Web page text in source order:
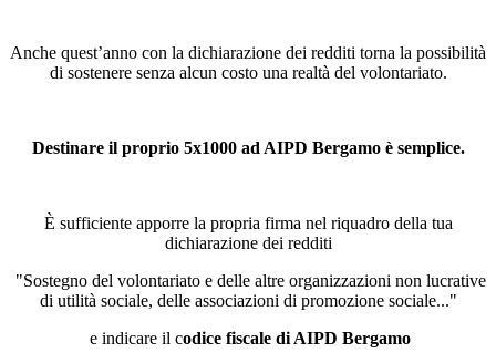
Anche quest’anno con la dichiarazione dei redditi torna la possibilità
di sostenere senza alcun costo una realtà del volontariato.
Destinare il proprio 5x1000 ad AIPD Bergamo è semplice.
È sufficiente apporre la propria firma nel riquadro della tua
dichiarazione dei redditi
"Sostegno del volontariato e delle altre organizzazioni non lucrative
di utilità sociale, delle associazioni di promozione sociale..."
e indicare il codice fiscale di AIPD Bergamo